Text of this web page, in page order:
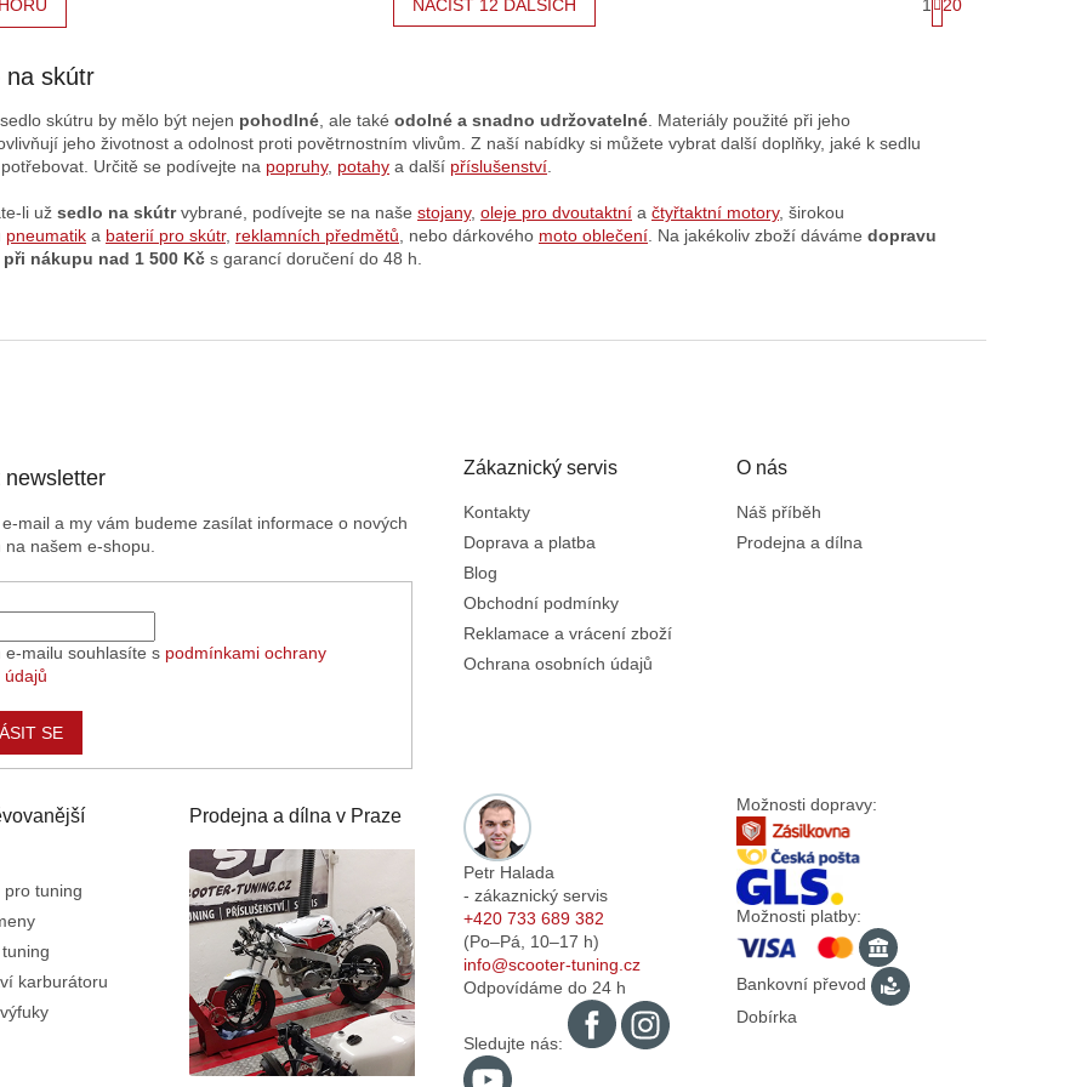
NAČÍST 12 DALŠÍCH
t
r
1 20
na skútr
skútru by mělo být nejen pohodlné , ale také odolné a snadno udržovatelné Materiály použité při jeho
jeho životnost a odolnost proti povětrnostním vlivům. Z naší nabídky si můžete vybrat další doplňky, jaké k sedlu
Určitě se podívejte na popruhy, potahy a další příslušenství
li už sedlo na skútrvybrané, podívejte se na naše stojany, oleje pro dvoutaktní a čtyřtaktní motory, širokou
pneumatik a baterií pro skútr, reklamních předmětů , nebo dárkového moto oblečení . Na jakékoliv zboží dáváme dopravu
při nákupu nad 1 500 Kč s garancí doručení do 48 h.
mail a my vám budeme zasílat informace o nových
našem e-shopu.
e-mailu souhlasíte s podmínkami ochrany
údajů
SE
Zákaznický servis
Kontakty
Doprava a platba
Blog
Obchodní podmínky
Reklamace a vrácení zboží
Ochrana osobních údajů
O nás
Náš příběh
Prodejna a dílna
pro tuning
karburátoru
Prodejna a dílna v Praze
Petr Halada
- zákaznický servis
+420 733 689 382
(Po–Pá, 10–17 h)
info@scooter-tuning.cz
Odpovídáme do 24 h
Sledujte nás:
Možnosti dopravy:
Možnosti platby:
Bankovní převod
Dobírka